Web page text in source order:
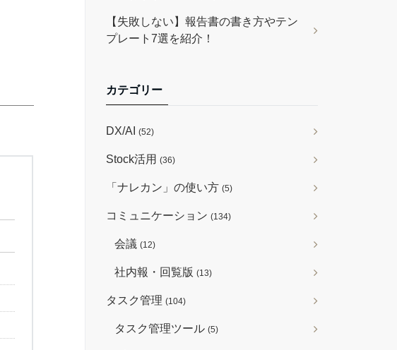
【失敗しない】報告書の書き方やテン
プレート7選を紹介！
カテゴリー
DX/AI (52)
Stock活用 (36)
「ナレカン」の使い方 (5)
コミュニケーション (134)
会議 (12)
社内報・回覧版 (13)
タスク管理 (104)
タスク管理ツール (5)